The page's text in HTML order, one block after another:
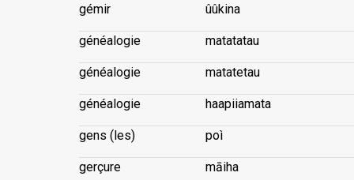
gémir ûûkina
généalogie matatatau
généalogie matatetau
généalogie haapiiamata
gens (les) poì
gerçure māiha